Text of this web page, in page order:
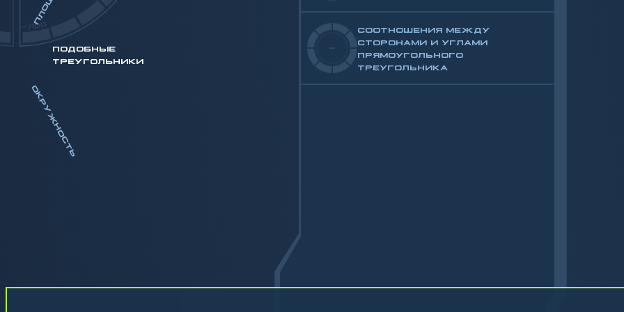
-/100
ПОДОБНЫЕ
ТРЕУГОЛЬНИКИ
ОКРУЖНОСТЬ
-
СООТНОШЕНИЯ МЕЖДУ
СТОРОНАМИ И УГЛАМИ
ПРЯМОУГОЛЬНОГО
ТРЕУГОЛЬНИКА